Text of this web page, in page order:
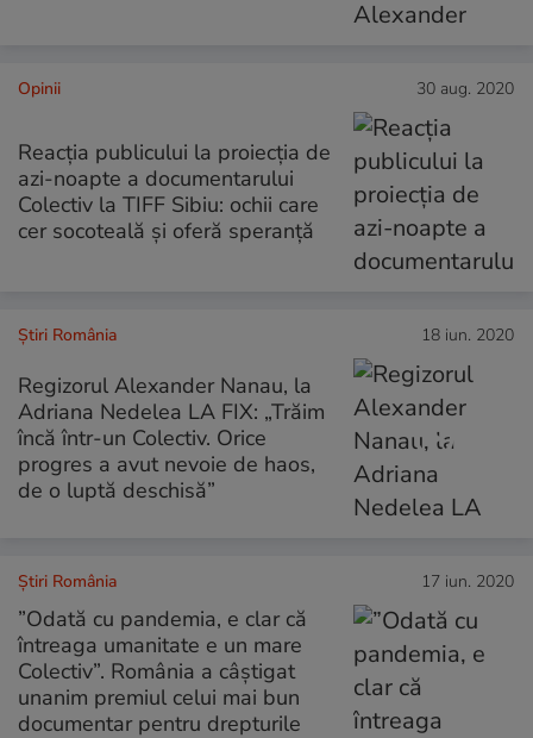
Opinii 30 aug. 2020
Reacția publicului la proiecția de
azi-noapte a documentarului
Colectiv la TIFF Sibiu: ochii care
cer socoteală și oferă speranță
Știri România 18 iun. 2020
Regizorul Alexander Nanau, la
Adriana Nedelea LA FIX: „Trăim
încă într-un Colectiv. Orice
progres a avut nevoie de haos,
de o luptă deschisă”
Știri România 17 iun. 2020
”Odată cu pandemia, e clar că
întreaga umanitate e un mare
Colectiv”. România a câștigat
unanim premiul celui mai bun
documentar pentru drepturile